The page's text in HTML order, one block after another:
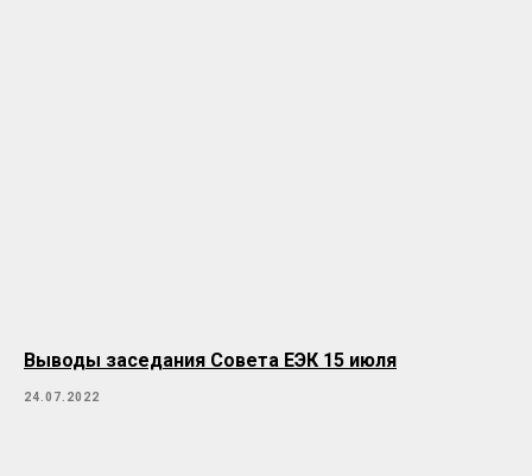
Выводы заседания Совета ЕЭК 15 июля
24.07.2022